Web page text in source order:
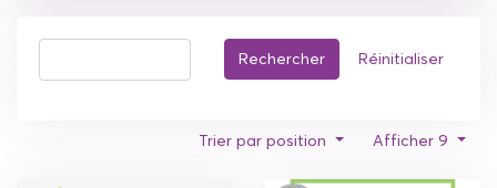
Rechercher Réinitialiser
Afficher 9
Trier par position